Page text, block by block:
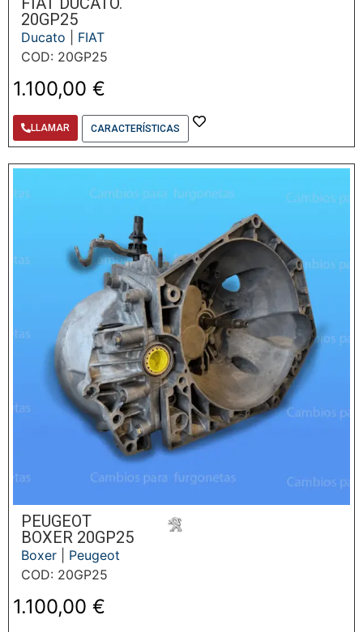
20GP25
Ducato
FIAT
COD: 20GP25
1.100,00 €
LLAMAR CARACTERÍSTICAS
PEUGEOT
BOXER 20GP25
Boxer
Peugeot
COD: 20GP25
1.100,00 €